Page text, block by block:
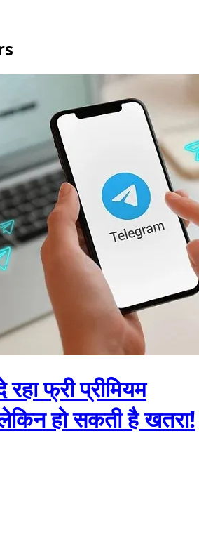
फ्री प्रीमियम
हो सकती है खतरा!